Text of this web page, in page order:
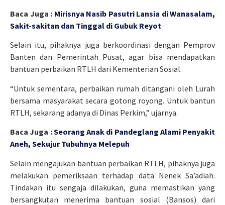
Baca Juga : Mirisnya Nasib Pasutri Lansia di Wanasalam,
Sakit-sakitan dan Tinggal di Gubuk Reyot
Selain itu, pihaknya juga berkoordinasi dengan Pemprov
Banten dan Pemerintah Pusat, agar bisa mendapatkan
bantuan perbaikan RTLH dari Kementerian Sosial.
“Untuk sementara, perbaikan rumah ditangani oleh Lurah
bersama masyarakat secara gotong royong. Untuk bantun
RTLH, sekarang adanya di Dinas Perkim,” ujarnya.
Baca Juga :Seorang Anak di Pandeglang Alami Penyakit
Aneh, Sekujur Tubuhnya Melepuh
Selain mengajukan bantuan perbaikan RTLH, pihaknya juga
melakukan pemeriksaan terhadap data Nenek Sa’adiah.
Tindakan itu sengaja dilakukan, guna memastikan yang
bersangkutan menerima bantuan sosial (Bansos) dari